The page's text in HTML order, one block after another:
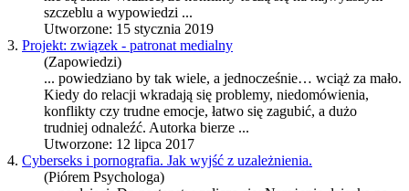
szczeblu a wypowiedzi ...
Utworzone: 15 stycznia 2019
3. Projekt: związek - patronat medialny
(Zapowiedzi)
... powiedziano by tak wiele, a jednocześnie… wciąż za mało.
Kiedy do relacji wkradają się problemy, niedomówienia,
konflikty czy trudne emocje, łatwo się zagubić, a dużo
trudniej odnaleźć. Autorka bierze ...
Utworzone: 12 lipca 2017
4. Cyberseks i pornografia. Jak wyjść z uzależnienia.
(Piórem Psychologa)